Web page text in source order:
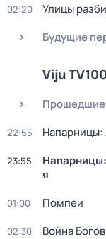
02:20 Улицы
Будущие
Viju
Прошедшие
22:55 Напарницы:
23:55
я
01:00 Помпеи
02:30 Война